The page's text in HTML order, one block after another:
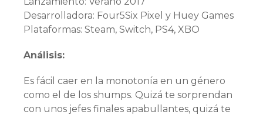
Desarrolladora: Four5Six Pixel y Huey Games
Plataformas: Steam, Switch, PS4, XBO
Análisis:
Es fácil caer en la monotonía en un género
como el de los shumps. Quizá te sorprendan
con unos jefes finales apabullantes, quizá te